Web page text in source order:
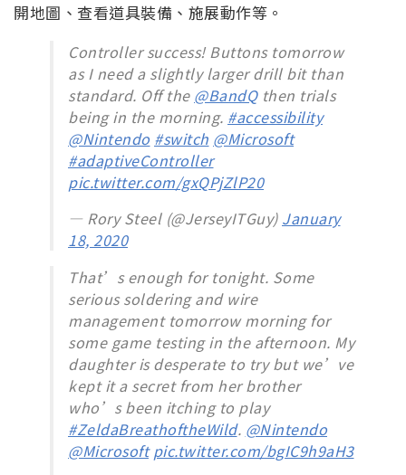
開地圖、查看道具裝備、施展動作等。
Controller success! Buttons tomorrow
as I need a slightly larger drill bit than
standard. Off the @BandQthen trials
being in the morning. #accessibility
@Nintendo #switch @Microsoft
#adaptiveController
pic.twitter.com/gxQPjZlP20
— Rory Steel (@JerseyITGuy) January
18, 2020
That’s enough for tonight. Some
serious soldering and wire
management tomorrow morning for
some game testing in the afternoon. My
daughter is desperate to try but we’ve
kept it a secret from her brother
who’s been itching to play
#ZeldaBreathoftheWild. @Nintendo
@Microsoft pic.twitter.com/bgIC9h9aH3